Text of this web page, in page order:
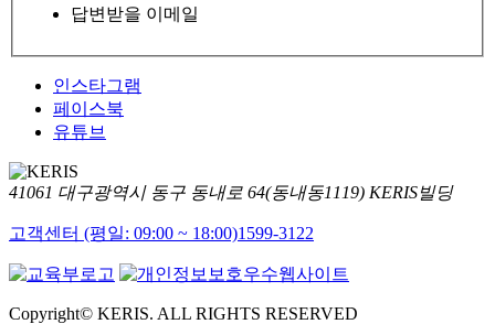
답변받을 이메일
인스타그램
페이스북
유튜브
41061 대구광역시 동구 동내로 64(동내동1119) KERIS빌딩
고객센터 (평일: 09:00 ~ 18:00)1599-3122
Copyright© KERIS. ALL RIGHTS RESERVED